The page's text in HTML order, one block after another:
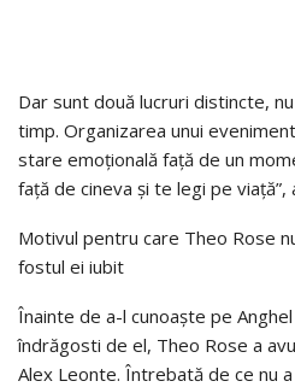
Dar sunt două lucruri distincte,
timp. Organizarea unui
stare emoțională față de un
față de cineva și te legi pe viață”,
Motivul pentru care Theo Rose
fostul ei iubit
Înainte de a-l cunoaște pe
îndrăgosti de el, Theo Rose a
Alex Leonte. Întrebată de ce nu